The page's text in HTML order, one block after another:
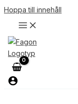
Hoppa till innehåll